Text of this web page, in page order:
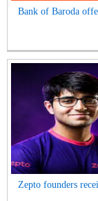
Bank of Baroda
Zepto founders